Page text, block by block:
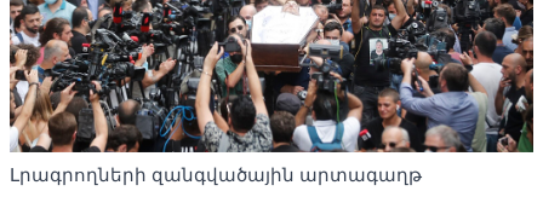
Լրագրողների զանգվածային արտագաղթ